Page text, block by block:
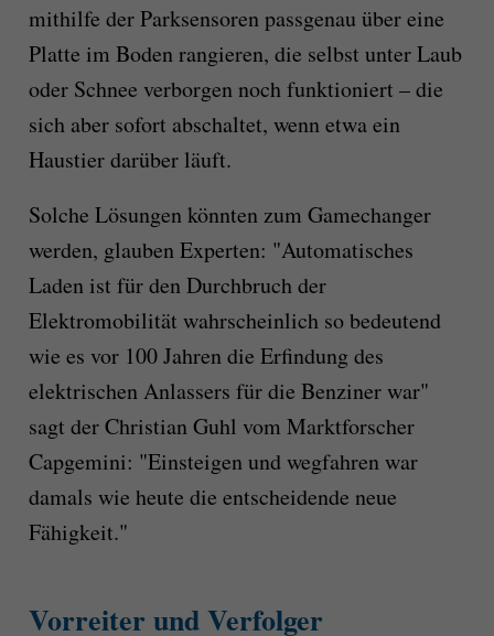
mithilfe der Parksensoren passgenau über eine
Platte im Boden rangieren, die selbst unter Laub
oder Schnee verborgen noch funktioniert – die
sich aber sofort abschaltet, wenn etwa ein
Haustier darüber läuft.
Solche Lösungen könnten zum Gamechanger
werden, glauben Experten: "Automatisches
Laden ist für den Durchbruch der
Elektromobilität wahrscheinlich so bedeutend
wie es vor 100 Jahren die Erfindung des
elektrischen Anlassers für die Benziner war"
sagt der Christian Guhl vom Marktforscher
Capgemini: "Einsteigen und wegfahren war
damals wie heute die entscheidende neue
Fähigkeit."
Vorreiter und Verfolger